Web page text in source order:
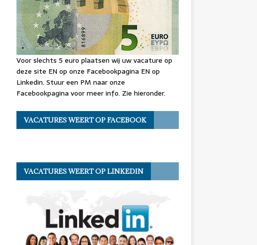
Voor slechts 5 euro plaatsen wij uw vacature op
deze site EN op onze Facebookpagina EN op
Linkedin. Stuur een PM naar onze
Facebookpagina voor meer info. Zie hieronder.
VACATURES WEERT OP FACEBOOK
VACATURES WEERT OP LINKEDIN